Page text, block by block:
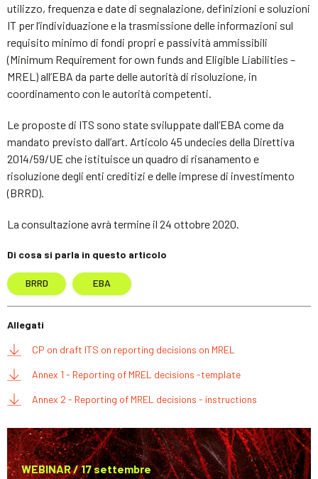
utilizzo, frequenza e date di segnalazione, definizioni e soluzioni
IT per l’individuazione e la trasmissione delle informazioni sul
requisito minimo di fondi propri e passività ammissibili
(Minimum Requirement for own funds and Eligible Liabilities –
MREL) all’EBA da parte delle autorità di risoluzione, in
coordinamento con le autorità competenti.
Le proposte di ITS sono state sviluppate dall’EBA come da
mandato previsto dall’art. Articolo 45 undecies della Direttiva
2014/59/UE che istituisce un quadro di risanamento e
risoluzione degli enti creditizi e delle imprese di investimento
(BRRD).
La consultazione avrà termine il 24 ottobre 2020.
Di cosa si parla in questo articolo
BRRD EBA
Allegati
CP on draft ITS on reporting decisions on MREL
Annex 1 - Reporting of MREL decisions -template
Annex 2 - Reporting of MREL decisions - instructions
WEBINAR / 17 settembre